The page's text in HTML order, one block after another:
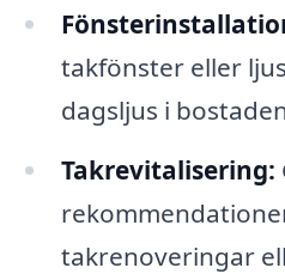
takfönster eller
dagsljus i
Takrevitalisering:
takrenoveringar